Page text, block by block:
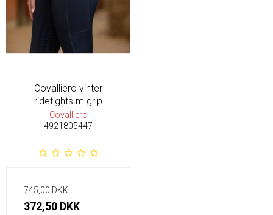
Covalliero vinter
ridetights m grip
Covalliero
4921805447
745,00 DKK
372,50 DKK